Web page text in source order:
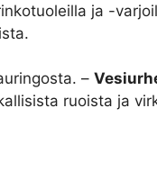
ja -
–
ruoista ja